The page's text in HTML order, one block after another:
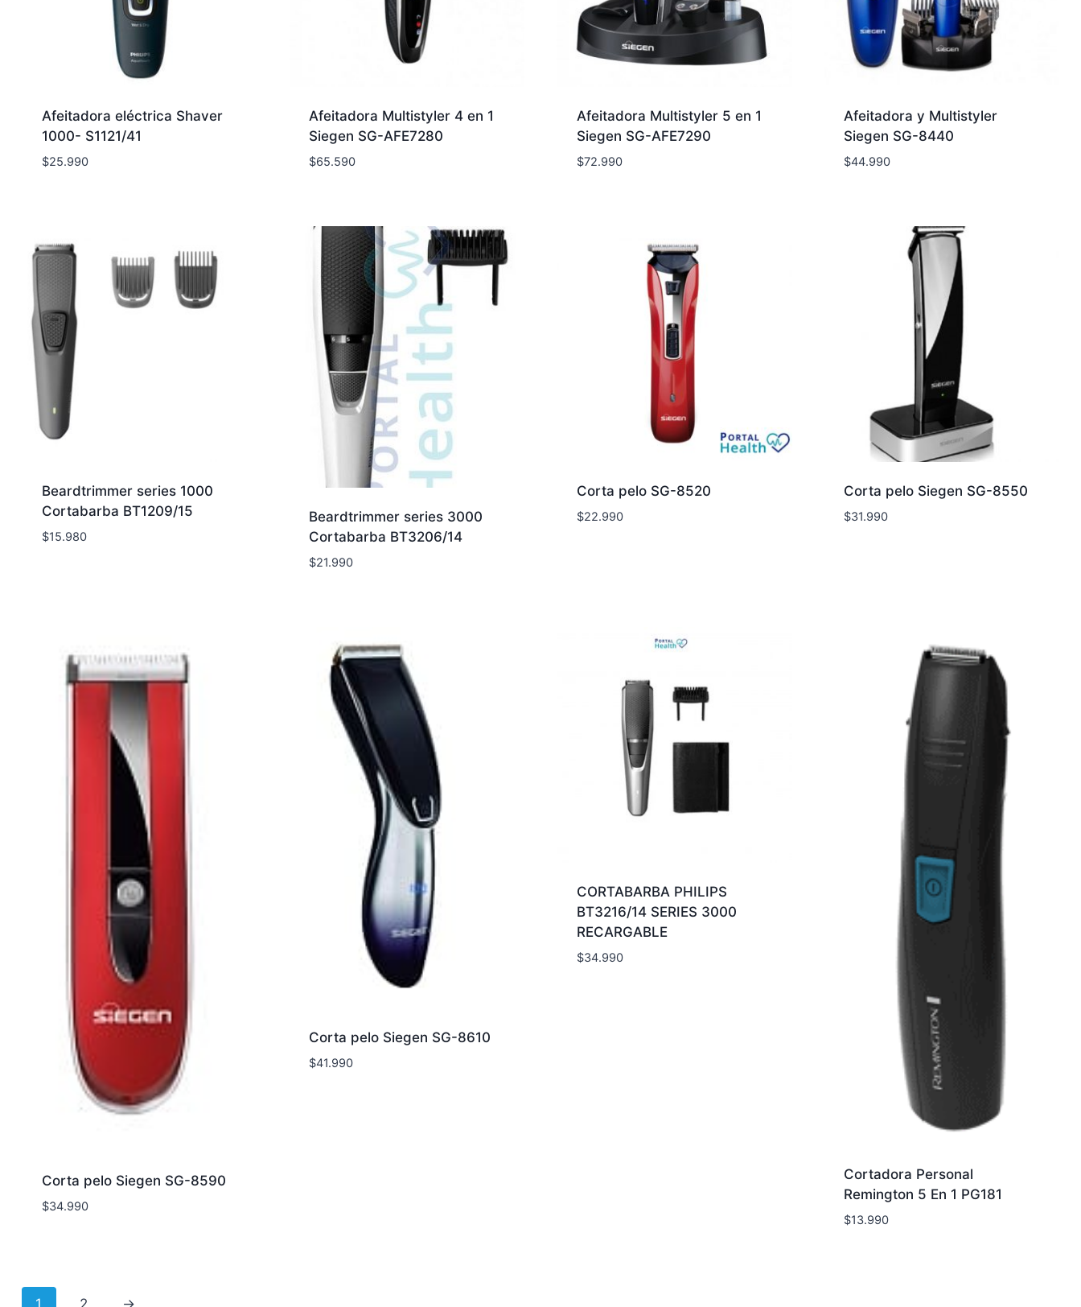
Afeitadora eléctrica Shaver
1000- S1121/41
$25.990
Afeitadora Multistyler 4 en 1
Siegen SG-AFE7280
$65.590
Afeitadora Multistyler 5 en 1
Siegen SG-AFE7290
$72.990
Afeitadora y Multistyler
Siegen SG-8440
$44.990
Beardtrimmer series 1000
Cortabarba BT1209/15
$15.980
Beardtrimmer series 3000
Cortabarba BT3206/14
$21.990
Corta pelo SG-8520
$22.990
Corta pelo Siegen SG-8550
$31.990
Corta pelo Siegen SG-8590
$34.990
Corta pelo Siegen SG-8610
$41.990
CORTABARBA PHILIPS
BT3216/14 SERIES 3000
RECARGABLE
$34.990
Cortadora Personal
Remington 5 En 1 PG181
$13.990
1 2 →